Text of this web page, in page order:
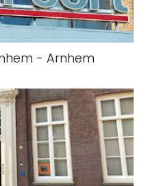
- Arnhem